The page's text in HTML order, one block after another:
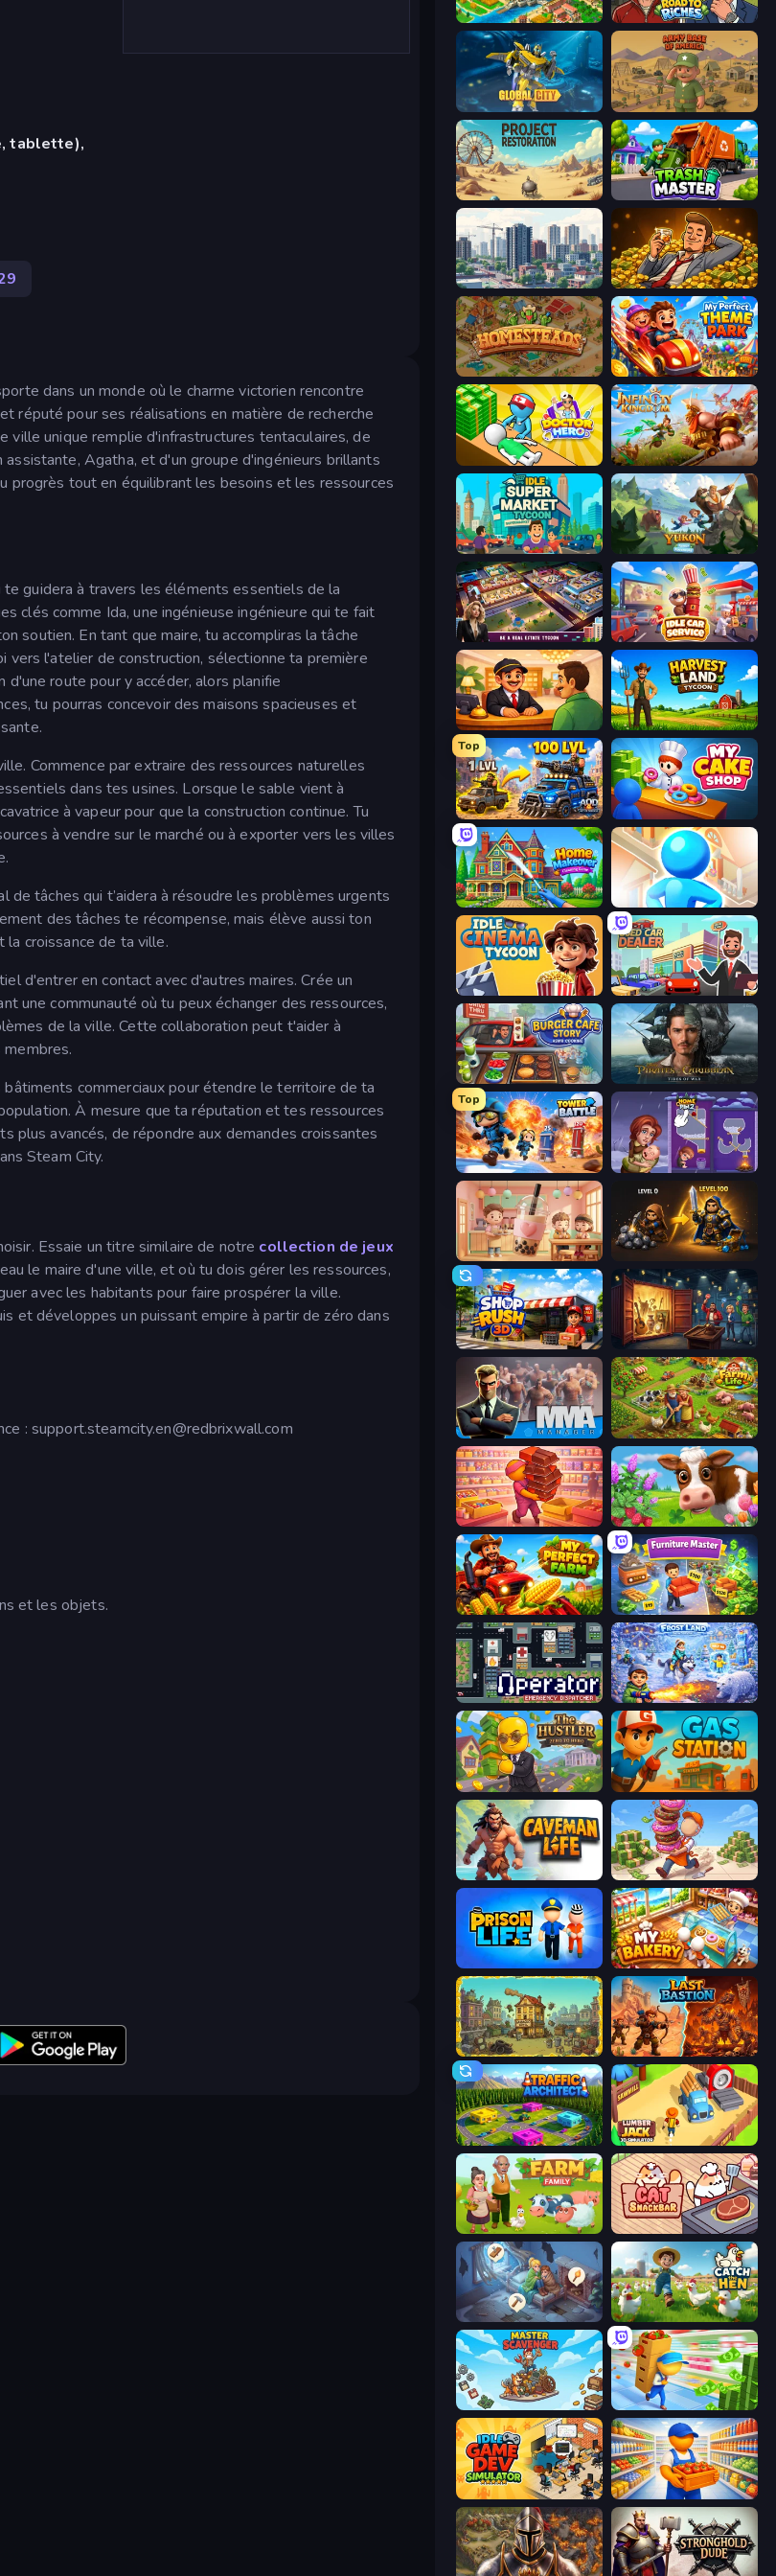
tablette),
dans un monde où le charme victorien rencontre
réputé pour ses réalisations en matière de recherche
ville unique remplie d'infrastructures tentaculaires, de
Agatha, et d'un groupe d'ingénieurs brillants
progrès tout en équilibrant les besoins et les ressources
te guidera à travers les éléments essentiels de la
clés comme Ida, une ingénieuse ingénieure qui te fait
soutien. En tant que maire, tu accompliras la tâche
l'atelier de construction, sélectionne ta première
route pour y accéder, alors planifie
tu pourras concevoir des maisons spacieuses et
Commence par extraire des ressources naturelles
dans tes usines. Lorsque le sable vient à
à vapeur pour que la construction continue. Tu
à vendre sur le marché ou à exporter vers les villes
tâches qui t’aidera à résoudre les problèmes urgents
des tâches te récompense, mais élève aussi ton
croissance de ta ville.
d'entrer en contact avec d'autres maires. Crée un
une communauté où tu peux échanger des ressources,
de la ville. Cette collaboration peut t'aider à
commerciaux pour étendre le territoire de ta
À mesure que ta réputation et tes ressources
plus avancés, de répondre aux demandes croissantes
Steam City.
Essaie un titre similaire de notre collection de jeux
le maire d'une ville, et où tu dois gérer les ressources,
avec les habitants pour faire prospérer la ville.
et développes un puissant empire à partir de zéro dans
: support.steamcity.en@redbrixwall.com
et les objets.
Empire City Life Simulator: Road to Riches
Global City Army Base Of America
Project Restoration Trash Master
SuperCity 3D Idle Billionaire Tycoon
Homesteads: Dream Farm My Perfect Theme Park
Doctor Hero Infinity Kingdom
Idle Supermarket Tycoon Yukon: Family Adventure
LandLord - Real Estate Tycoon Idle Car Service: Tycoon
Harvest Land Tycoon
Top
AOD - Art Of Defense My Cake Shop
Home Makeover Cleaning Game City Builder
Idle Cinema Tycoon Used Car Dealer Tycoon
Burger Cafe Story ASMR Cooking
Top
Tower Battle Home Pin 2
Boba Shop Gothic Story RPG
Shop Rush 3D Container Auction
MMA Manager 2 Farm Life
Candy Packing Store Country Life Meadows
My Perfect Farm Furniture Master: Idle Tycoon
Operator: Emergency Dispatcher Frost Land - Snow Survival
The Hustler Gas Station
Caveman Life Donut Place
Prison Life My bakery
The Garbaggio Hotel Last Bastion
Traffic Architect Lumberjack 3D Simulator
Farm Family Cat Snack Bar
Merge Haven Catch the Hen
Master Scavenger Supermarket Empire
Idle Game Dev Simulator Supermarket Manager